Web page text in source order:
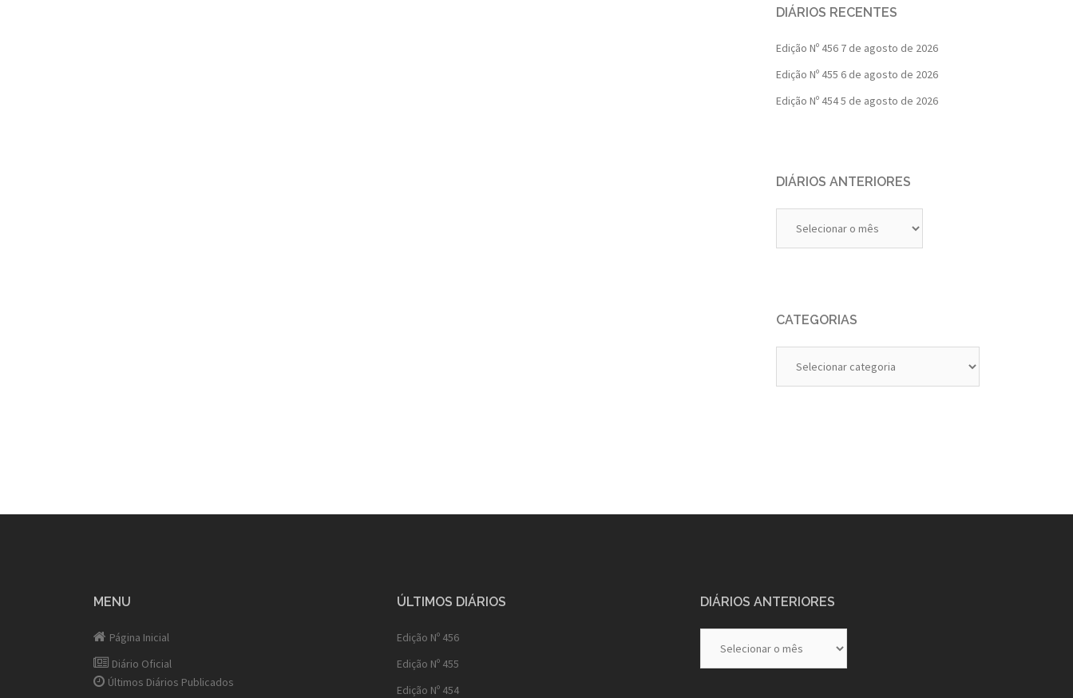
DIÁRIOS RECENTES
Edição Nº 456 7 de agosto de 2026
Edição Nº 455 6 de agosto de 2026
Edição Nº 4545 de agosto de 2026
DIÁRIOS ANTERIORES
Anteriores
CATEGORIAS
MENU
Página Inicial
Diário Oficial
Últimos Diários Publicados
ÚLTIMOS DIÁRIOS
Edição Nº 456
Edição Nº 455
Edição Nº 454
DIÁRIOS ANTERIORES
Anteriores